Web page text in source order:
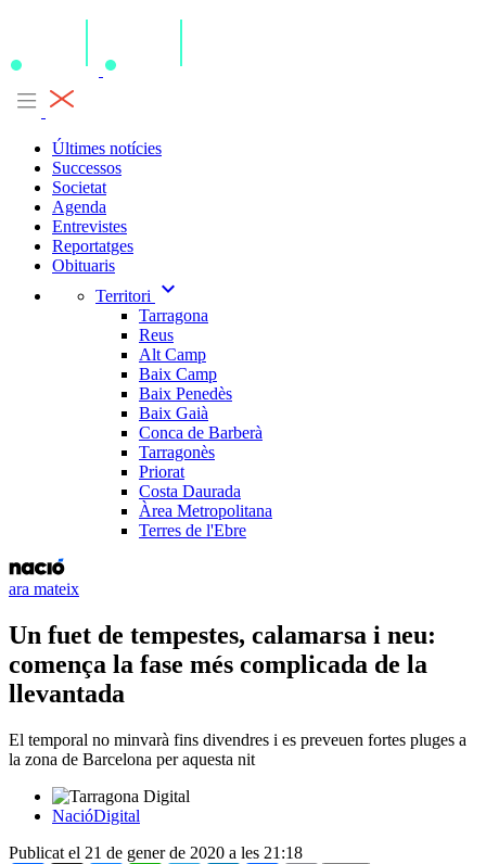
Últimes notícies
Successos
Societat
Agenda
Entrevistes
Reportatges
Obituaris
Territori
expand_more
Tarragona
Reus
Alt Camp
Baix Camp
Baix Penedès
Baix Gaià
Conca de Barberà
Tarragonès
Priorat
Costa Daurada
Àrea Metropolitana
Terres de l'Ebre
ara mateix
Un fuet de tempestes, calamarsa i neu:
comença la fase més complicada de la
llevantada
El temporal no minvarà fins divendres i es preveuen fortes pluges a
la zona de Barcelona per aquesta nit
NacióDigital
Publicat el 21 de gener de 2020 a les 21:18